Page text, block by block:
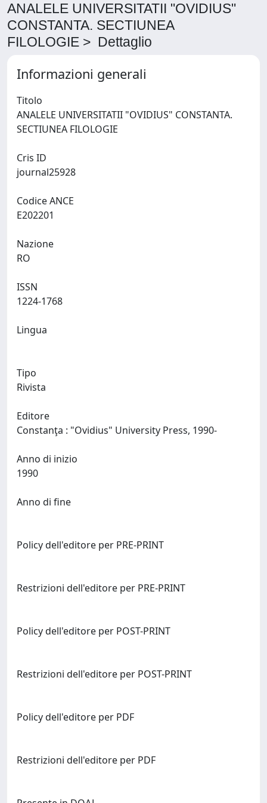
ANALELE UNIVERSITATII "OVIDIUS"
CONSTANTA. SECTIUNEA
FILOLOGIE > Dettaglio
Informazioni generali
Titolo
ANALELE UNIVERSITATII "OVIDIUS" CONSTANTA.
Cris ID
Codice ANCE
Nazione
ISSN
Lingua
Tipo
Rivista
Editore
Anno di inizio
Anno di fine
Policy dell'editore per PRE-PRINT
Restrizioni dell'editore per PRE-PRINT
Policy dell'editore per POST-PRINT
Restrizioni dell'editore per POST-PRINT
Policy dell'editore per PDF
Restrizioni dell'editore per PDF